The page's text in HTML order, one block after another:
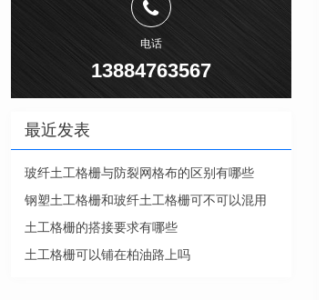
电话
13884763567
最近发表
玻纤土工格栅与防裂网格布的区别有哪些
钢塑土工格栅和玻纤土工格栅可不可以混用
土工格栅的搭接要求有哪些
土工格栅可以铺在柏油路上吗